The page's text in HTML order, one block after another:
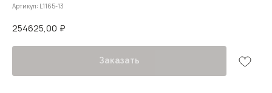
Артикул: L1165-13
254625,00 ₽
Заказать